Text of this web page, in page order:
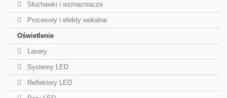
Słuchawki i wzmacniacze
Procesory i efekty wokalne
Oświetlenie
Lasery
Systemy LED
Reflektory LED